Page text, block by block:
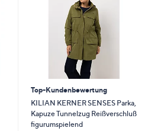
Top-Kundenbewertung
KILIAN KERNER SENSES Parka,
Kapuze Tunnelzug Reißverschluß
figurumspielend